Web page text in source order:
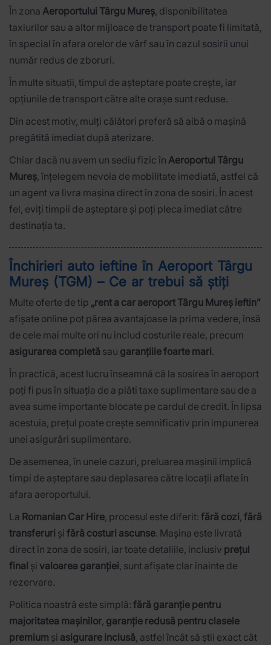
În zona Aeroportului Târgu Mureș, disponibilitatea
taxiurilor sau a altor mijloace de transport poate fi limitată,
în special în afara orelor de vârf sau în cazul sosirii unui
număr redus de zboruri.
În multe situații, timpul de așteptare poate crește, iar
opțiunile de transport către alte orașe sunt reduse.
Din acest motiv, mulți călători preferă să aibă o mașină
pregătită imediat după aterizare.
Chiar dacă nu avem un sediu fizic în Aeroportul Târgu
Mureș, înțelegem nevoia de mobilitate imediată, astfel că
un agent va livra mașina direct în zona de sosiri. În acest
fel, eviți timpii de așteptare și poți pleca imediat către
destinația ta.
Închirieri auto ieftine în Aeroport Târgu
Mureș (TGM) – Ce ar trebui să știți
Multe oferte de tip „rent a car aeroport Târgu Mureș ieftin”
afișate online pot părea avantajoase la prima vedere, însă
de cele mai multe ori nu includ costurile reale, precum
asigurarea completă sau garanțiile foarte mari.
În practică, acest lucru înseamnă că la sosirea în aeroport
poți fi pus în situația de a plăti taxe suplimentare sau de a
avea sume importante blocate pe cardul de credit. În lipsa
acestuia, prețul poate crește semnificativ prin impunerea
unei asigurări suplimentare.
De asemenea, în unele cazuri, preluarea mașinii implică
timpi de așteptare sau deplasarea către locații aflate în
afara aeroportului.
La Romanian Car Hire, procesul este diferit: fără cozi, fără
transferuri și fără costuri ascunse. Mașina este livrată
direct în zona de sosiri, iar toate detaliile, inclusiv prețul
final și valoarea garanției, sunt afișate clar înainte de
rezervare.
Politica noastră este simplă: fără garanție pentru
majoritatea mașinilor, garanție redusă pentru clasele
premium și asigurare inclusă, astfel încât să știi exact cât